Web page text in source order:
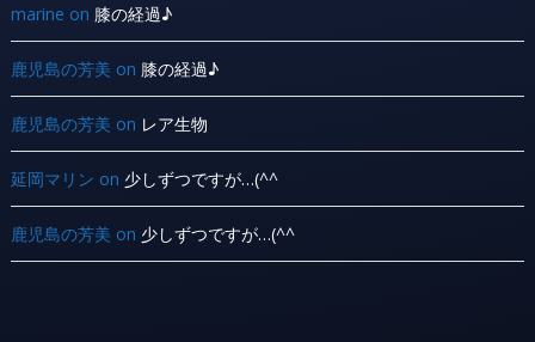
marine on 膝の経過♪
鹿児島の芳美 on 膝の経過♪
鹿児島の芳美 on レア生物
延岡マリン on 少しずつですが…(^^ ゞ
鹿児島の芳美 on 少しずつですが…(^^ ゞ